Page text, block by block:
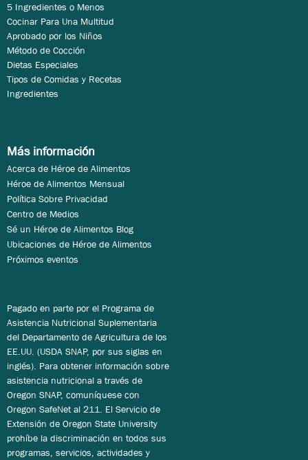
5 Ingredientes o Menos
Cocinar Para Una Multitud
Aprobado por los Niños
Método de Cocción
Dietas Especiales
Tipos de Comidas y Recetas
Ingredientes
Más información
Acerca de Héroe de Alimentos
Héroe de Alimentos Mensual
Política Sobre Privacidad
Centro de Medios
Sé un Héroe de Alimentos Blog
Ubicaciones de Héroe de Alimentos
Próximos eventos
Pagado en parte por el Programa de
Asistencia Nutricional Suplementaria
del Departamento de Agricultura de los
EE.UU. (USDA SNAP, por sus siglas en
inglés). Para obtener información sobre
asistencia nutricional a través de
Oregon SNAP, comuníquese con
Oregon SafeNet al 211. El Servicio de
Extensión de Oregon State University
prohíbe la discriminación en todos sus
programas, servicios, actividades y